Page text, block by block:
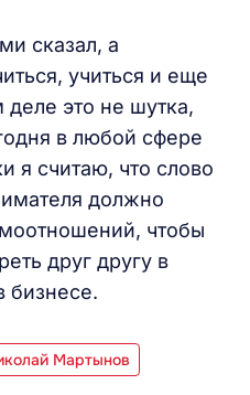
сказал, а
учиться и еще
деле это не шутка,
в любой сфере
я считаю, что слово
должно
чтобы
друг другу в
бизнесе.
Мартынов